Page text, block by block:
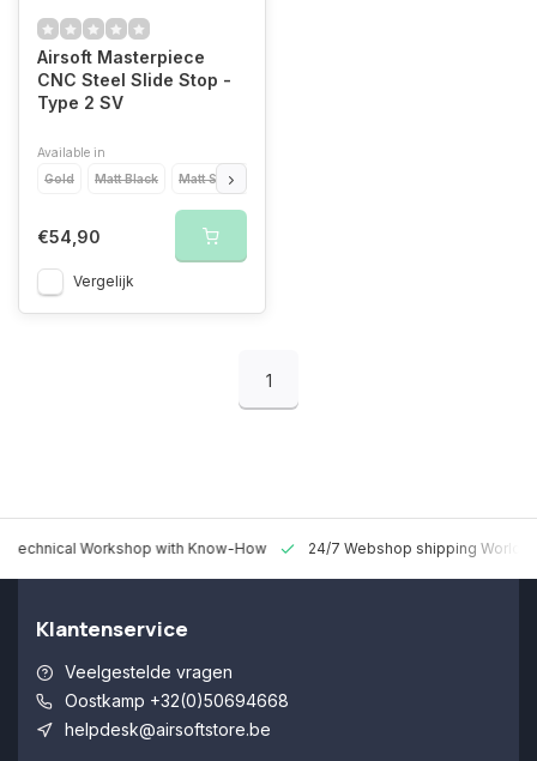
Airsoft Masterpiece
CNC Steel Slide Stop -
Type 2 SV
Available in
Gold
Matt Black Matt Silver
€54,90
Vergelijk
1
Technical Workshop with Know-How 24/7 Webshop shipping
Klantenservice
Veelgestelde vragen
Oostkamp +32(0)50694668
helpdesk@airsoftstore.be